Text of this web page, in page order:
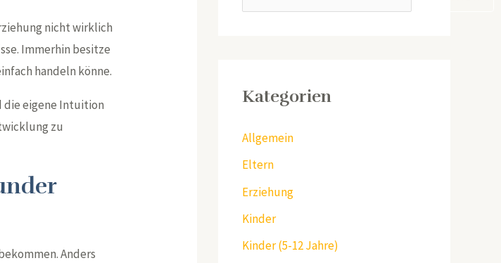
nicht wirklich
Immerhin besitze
handeln könne.
die eigene Intuition
zu
Anders
Kategorien
Allgemein
Eltern
Erziehung
Kinder
Kinder (5-12 Jahre)